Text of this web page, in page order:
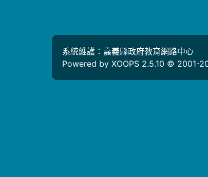
系統維護：嘉義縣政府教育網路中心
Powered by XOOPS 2.5.10 © 2001-